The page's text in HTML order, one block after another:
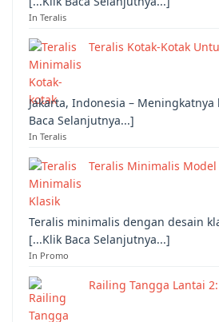
In Teralis
Teralis Kotak-Kotak
Jakarta, Indonesia –
Baca Selanjutnya...]
In Teralis
Teralis Minimalis
Teralis minimalis dengan desain
[...Klik Baca Selanjutnya...]
In Promo
Railing Tangga Lantai